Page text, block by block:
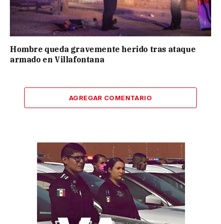
Hombre queda gravemente herido tras ataque
armado en Villafontana
AGREGAR COMENTARIO